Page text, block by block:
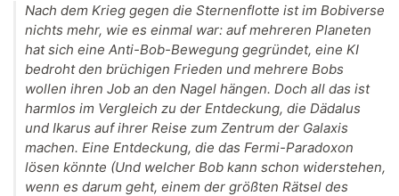
Nach dem Krieg gegen die Sternenflotte ist im Bobiverse
nichts mehr, wie es einmal war: auf mehreren Planeten
hat sich eine Anti-Bob-Bewegung gegründet, eine KI
bedroht den brüchigen Frieden und mehrere Bobs
wollen ihren Job an den Nagel hängen. Doch all das ist
harmlos im Vergleich zu der Entdeckung, die Dädalus
und Ikarus auf ihrer Reise zum Zentrum der Galaxis
machen. Eine Entdeckung, die das Fermi-Paradoxon
lösen könnte (Und welcher Bob kann schon widerstehen,
wenn es darum geht, einem der größten Rätsel des